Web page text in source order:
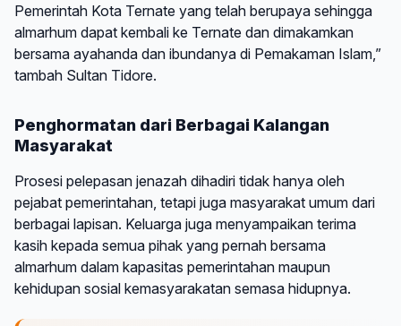
Pemerintah Kota Ternate yang telah berupaya sehingga
almarhum dapat kembali ke Ternate dan dimakamkan
bersama ayahanda dan ibundanya di Pemakaman Islam,”
tambah Sultan Tidore.
Penghormatan dari Berbagai Kalangan
Masyarakat
Prosesi pelepasan jenazah dihadiri tidak hanya oleh
pejabat pemerintahan, tetapi juga masyarakat umum dari
berbagai lapisan. Keluarga juga menyampaikan terima
kasih kepada semua pihak yang pernah bersama
almarhum dalam kapasitas pemerintahan maupun
kehidupan sosial kemasyarakatan semasa hidupnya.